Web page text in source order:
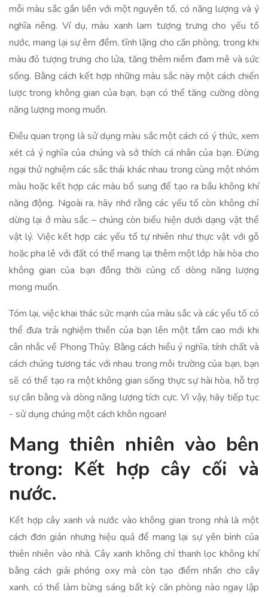
mỗi màu sắc gắn liền với một nguyên tố, có năng lượng và ý
nghĩa riêng. Ví dụ, màu xanh lam tượng trưng cho yếu tố
nước, mang lại sự êm đềm, tĩnh lặng cho căn phòng, trong khi
màu đỏ tượng trưng cho lửa, tăng thêm niềm đam mê và sức
sống. Bằng cách kết hợp những màu sắc này một cách chiến
lược trong không gian của bạn, bạn có thể tăng cường dòng
năng lượng mong muốn.
Điều quan trọng là sử dụng màu sắc một cách có ý thức, xem
xét cả ý nghĩa của chúng và sở thích cá nhân của bạn. Đừng
ngại thử nghiệm các sắc thái khác nhau trong cùng một nhóm
màu hoặc kết hợp các màu bổ sung để tạo ra bầu không khí
năng động. Ngoài ra, hãy nhớ rằng các yếu tố còn không chỉ
dừng lại ở màu sắc – chúng còn biểu hiện dưới dạng vật thể
vật lý. Việc kết hợp các yếu tố tự nhiên như thực vật với gỗ
hoặc pha lê với đất có thể mang lại thêm một lớp hài hòa cho
không gian của bạn đồng thời củng cố dòng năng lượng
mong muốn.
Tóm lại, việc khai thác sức mạnh của màu sắc và các yếu tố có
thể đưa trải nghiệm thiền của bạn lên một tầm cao mới khi
cân nhắc về Phong Thủy. Bằng cách hiểu ý nghĩa, tính chất và
cách chúng tương tác với nhau trong môi trường của bạn, bạn
sẽ có thể tạo ra một không gian sống thực sự hài hòa, hỗ trợ
sự cân bằng và dòng năng lượng tích cực. Vì vậy, hãy tiếp tục
- sử dụng chúng một cách khôn ngoan!
Mang thiên nhiên vào bên
trong: Kết hợp cây cối và
nước.
Kết hợp cây xanh và nước vào không gian trong nhà là một
cách đơn giản nhưng hiệu quả để mang lại sự yên bình của
thiên nhiên vào nhà. Cây xanh không chỉ thanh lọc không khí
bằng cách giải phóng oxy mà còn tạo điểm nhấn cho cây
xanh, có thể làm bừng sáng bất kỳ căn phòng nào ngay lập